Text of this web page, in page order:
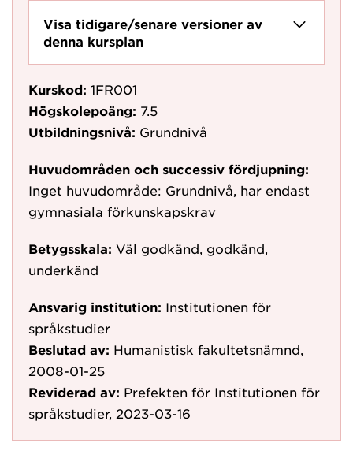
Visa tidigare/senare versioner av
denna kursplan
Kurskod: 1FR001
Högskolepoäng: 7.5
Utbildningsnivå: Grundnivå
Huvudområden och successiv fördjupning:
Inget huvudområde: Grundnivå, har endast
gymnasiala förkunskapskrav
Betygsskala: Väl godkänd, godkänd,
underkänd
Ansvarig institution: Institutionen för
språkstudier
Beslutad av: Humanistisk fakultetsnämnd,
2008-01-25
Reviderad av: Prefekten för Institutionen för
språkstudier, 2023-03-16